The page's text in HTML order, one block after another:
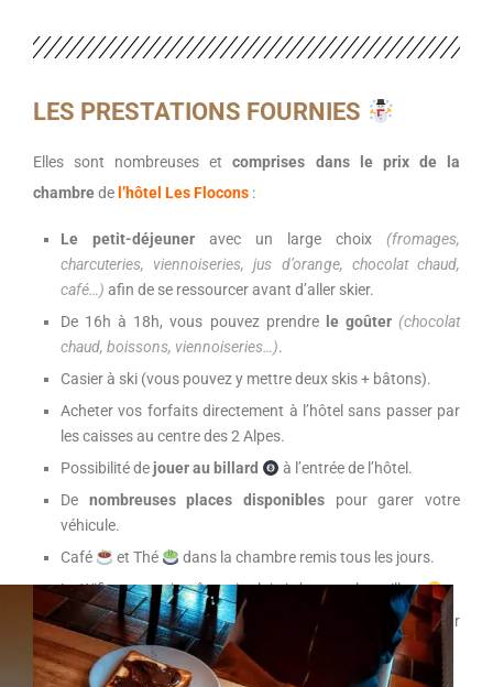
LES PRESTATIONS FOURNIES
Elles sont nombreuses etcomprises dans le prix de la
chambrede l’hôtel Les Flocons :
Le petit-déjeuner avec un large choix (fromages,
charcuteries, viennoiseries, jus d’orange, chocolat chaud,
café…) afin de se ressourcer avant d’aller skier.
De 16h à 18h, vous pouvez prendre
le goûter (chocolat
chaud, boissons, viennoiseries…).
Casier à ski (vous pouvez y mettre deux skis + bâtons).
Acheter vos forfaits directement à l’hôtel sans passer par
les caisses au centre des 2 Alpes.
Possibilité de jouer au billard
à l’entrée de l’hôtel.
De nombreuses places disponibles pour garer votre
véhicule.
Café
et Thé
dans la chambre remis tous les jours.
Le Wifi est gratuit même si celui-ci n’est pas le meilleur
.
Possibilité de laisser ses bagages
le dernier jour pour
pouvoir profiter de la journée entière.